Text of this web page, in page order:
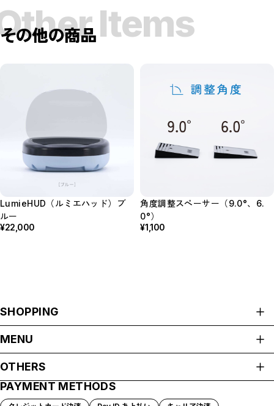
Items
その他の商品
LumieHUD（ルミエハッド）ブ
ルー
¥22,000
角度調整スペーサー（9.0°、6.
0°）
¥1,100
SHOPPING
MENU
SHOP GUIDE
PAYMENT METHODS
OTHERS
プライバシーポリシー
特定商取引法に基づく表記
PAYMENT METHODS